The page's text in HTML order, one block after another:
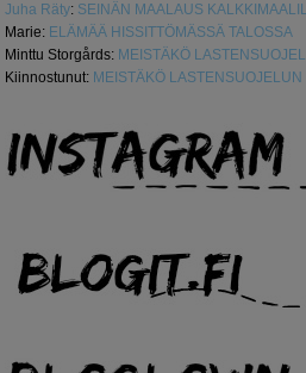
Juha Räty: SEINÄN MAALAUS
Marie: ELÄMÄÄ HISSITTÖMÄSSÄ TALOSSA
Minttu Storgårds: MEISTÄKÖ
Kiinnostunut: MEISTÄKÖ